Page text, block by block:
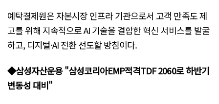
예탁결제원은 자본시장 인프라 기관으로서 고객 만족도 제
고를 위해 지속적으로 AI 기술을 결합한 혁신 서비스를 발굴
하고, 디지털·AI 전환 선도할 방침이다.
◆삼성자산운용 "삼성코리아EMP적격TDF 2060로 하반기
변동성 대비"